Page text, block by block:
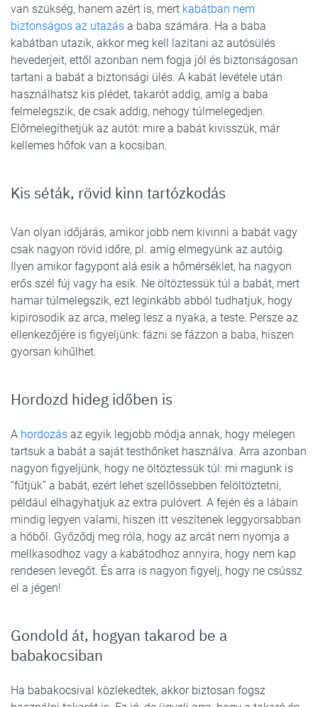
van szükség, hanem azért is, mert kabátban nem
biztonságos az utazás a baba számára. Ha a baba
kabátban utazik, akkor meg kell lazítani az autósülés
hevederjeit, ettől azonban nem fogja jól és biztonságosan
tartani a babát a biztonsági ülés. A kabát levétele után
használhatsz kis plédet, takarót addig, amíg a baba
felmelegszik, de csak addig, nehogy túlmelegedjen.
Előmelegíthetjük az autót: mire a babát kivisszük, már
kellemes hőfok van a kocsiban.
Kis séták, rövid kinn tartózkodás
Van olyan időjárás, amikor jobb nem kivinni a babát vagy
csak nagyon rövid időre, pl. amíg elmegyünk az autóig.
Ilyen amikor fagypont alá esik a hőmérséklet, ha nagyon
erős szél fúj vagy ha esik. Ne öltöztessük túl a babát, mert
hamar túlmelegszik, ezt leginkább abból tudhatjuk, hogy
kipirosodik az arca, meleg lesz a nyaka, a teste. Persze az
ellenkezőjére is figyeljünk: fázni se fázzon a baba, hiszen
gyorsan kihűlhet.
Hordozd hideg időben is
A hordozás az egyik legjobb módja annak, hogy melegen
tartsuk a babát a saját testhőnket használva. Arra azonban
nagyon figyeljünk, hogy ne öltöztessük túl: mi magunk is
“fűtjük” a babát, ezért lehet szellőssebben felöltöztetni,
például elhagyhatjuk az extra pulóvert. A fején és a lábain
mindig legyen valami, hiszen itt veszítenek leggyorsabban
a hőből. Győződj meg róla, hogy az arcát nem nyomja a
mellkasodhoz vagy a kabátodhoz annyira, hogy nem kap
rendesen levegőt. És arra is nagyon figyelj, hogy ne csússz
el a jégen!
Gondold át, hogyan takarod be a
babakocsiban
Ha babakocsival közlekedtek, akkor biztosan fogsz